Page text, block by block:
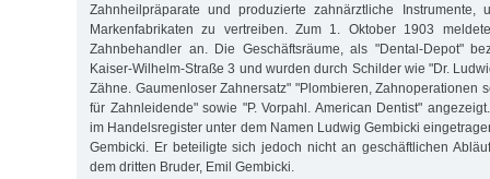
Zahnheilpräparate und produzierte zahnärztliche Instrumente,
Markenfabrikaten zu vertreiben. Zum 1. Oktober 1903
Zahnbehandler an. Die Geschäftsräume, als "Dental-Depot"
Kaiser-Wilhelm-Straße 3 und wurden durch Schilder wie "Dr.
Zähne. Gaumenloser Zahnersatz" "Plombieren, Zahnoperationen
für Zahnleidende" sowie "P. Vorpahl. American Dentist"
im Handelsregister unter dem Namen Ludwig Gembicki
Gembicki. Er beteiligte sich jedoch nicht an geschäftlichen
dem dritten Bruder, Emil Gembicki.